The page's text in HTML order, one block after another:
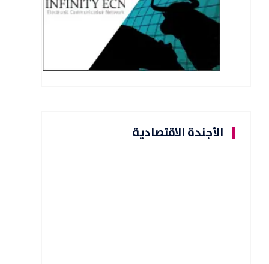
الأجندة الاقتصادية